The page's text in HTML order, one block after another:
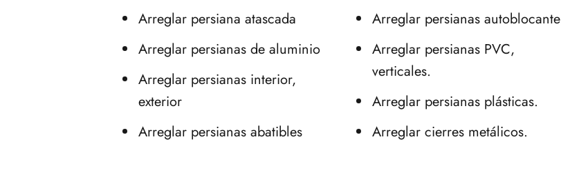
Arreglar persiana atascada
Arreglar persianas de aluminio
Arreglar persianas interior,
exterior
Arreglar persianas abatibles
Arreglar persianas autoblocante
Arreglar persianas PVC,
verticales.
Arreglar persianas plásticas.
Arreglar cierres metálicos.